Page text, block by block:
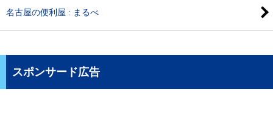
名古屋の便利屋 : まるべ
スポンサード広告